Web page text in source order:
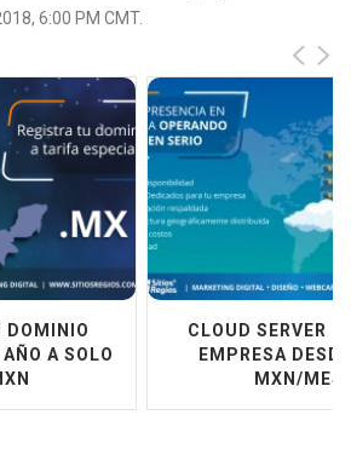
6:00 PM CMT.
DOMINIO
A SOLO
CLOUD SERVER
EMPRESA
MXN/MES